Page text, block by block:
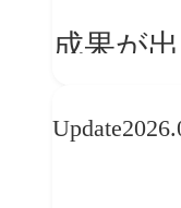
成果が
Update